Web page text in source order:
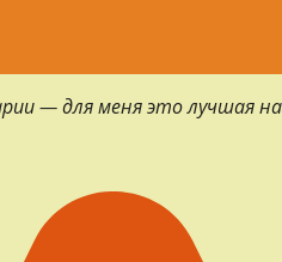
— для меня это лучшая